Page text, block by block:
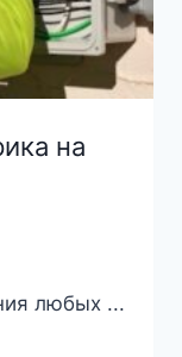
на
любых ...